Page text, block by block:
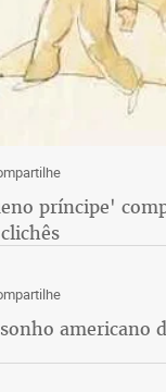
príncipe'
americano